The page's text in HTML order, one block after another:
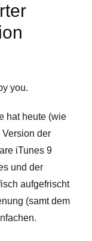
hat heute (wie
der
iTunes 9
und der
aufgefrischt
(samt dem